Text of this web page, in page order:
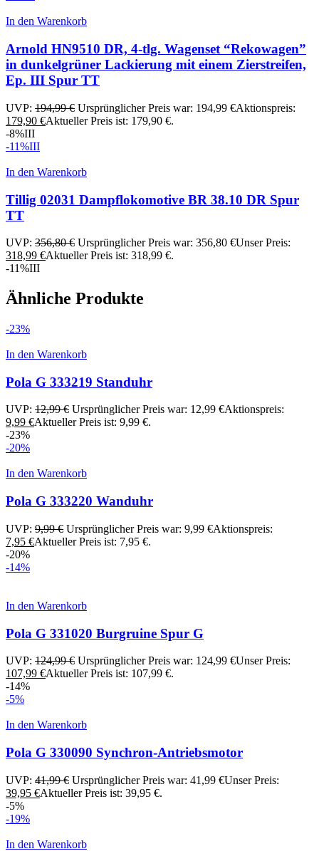
In den Warenkorb
Arnold HN9510 DR, 4-tlg. Wagenset “Rekowagen”
in dunkelgrüner Lackierung mit einem Zierstreifen,
Ep. III Spur TT
UVP: 194,99€ Ursprünglicher Preis war: 194,99 €Aktionspreis:
179,90 €Aktueller Preis ist: 179,90 €.
-8%III
-11%III
In den Warenkorb
Tillig 02031 Dampflokomotive BR 38.10 DR Spur
TT
UVP: 356,80€ Ursprünglicher Preis war: 356,80 €Unser Preis:
318,99 €Aktueller Preis ist: 318,99 €.
-11%III
Ähnliche Produkte
-23%
In den Warenkorb
Pola G 333219 Standuhr
UVP: 12,99€ Ursprünglicher Preis war: 12,99 €Aktionspreis:
9,99 €Aktueller Preis ist: 9,99 €.
-23%
-20%
In den Warenkorb
Pola G 333220 Wanduhr
UVP: 9,99€ Ursprünglicher Preis war: 9,99 €Aktionspreis:
7,95 €Aktueller Preis ist: 7,95 €.
-20%
-14%
In den Warenkorb
Pola G 331020 Burgruine Spur G
UVP: 124,99€ Ursprünglicher Preis war: 124,99 €Unser Preis:
107,99 €Aktueller Preis ist: 107,99 €.
-14%
-5%
In den Warenkorb
Pola G 330090 Synchron-Antriebsmotor
UVP: 41,99€ Ursprünglicher Preis war: 41,99 €Unser Preis:
39,95 €Aktueller Preis ist: 39,95 €.
-5%
-19%
In den Warenkorb